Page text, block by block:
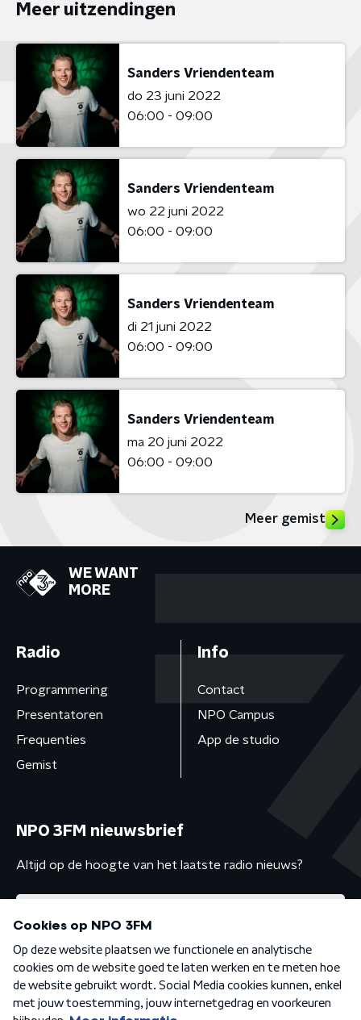
Meer uitzendingen
Sanders Vriendenteam
do 23 juni 2022
06:00 - 09:00
Sanders Vriendenteam
wo 22 juni 2022
06:00 - 09:00
Sanders Vriendenteam
di 21 juni 2022
06:00 - 09:00
Sanders Vriendenteam
ma 20 juni 2022
06:00 - 09:00
Meer gemist
WE WANT
MORE
Radio
Programmering
Presentatoren
Frequenties
Gemist
Info
Contact
NPO Campus
App de studio
NPO 3FM nieuwsbrief
Altijd op de hoogte van het laatste radio nieuws?
Algemene voorwaarden Privacybeleid